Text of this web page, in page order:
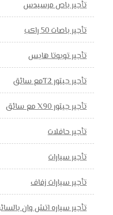
تأجير باص مرسيدس
تأجير باصات 50 راكب
تأجير تويوتا هايس
تأجير جيتور T2مع سائق
تأجير جيتور X90 مع سائق
تأجير حافلات
تأجير سيارات
تأجير سيارات زفاف
تأجير سياره اتش وان